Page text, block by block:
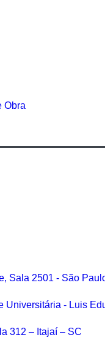
Obra
Sala 2501 - São
Universitária - Luis
312 – Itajaí – SC